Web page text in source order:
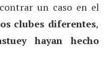
un caso en el
clubes diferentes,
hayan hecho